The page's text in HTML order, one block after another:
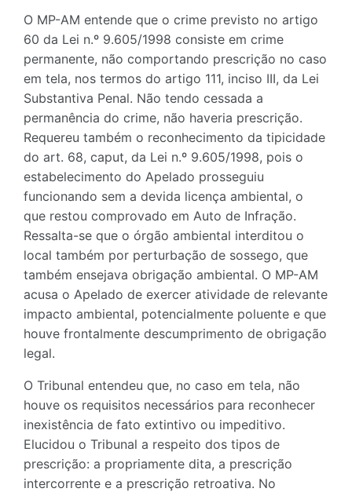
O MP-AM entende que o crime previsto no artigo
60 da Lei n.º 9.605/1998 consiste em crime
permanente, não comportando prescrição no caso
em tela, nos termos do artigo 111, inciso III, da Lei
Substantiva Penal. Não tendo cessada a
permanência do crime, não haveria prescrição.
Requereu também o reconhecimento da tipicidade
do art. 68, caput, da Lei n.º 9.605/1998, pois o
estabelecimento do Apelado prosseguiu
funcionando sem a devida licença ambiental, o
que restou comprovado em Auto de Infração.
Ressalta-se que o órgão ambiental interditou o
local também por perturbação de sossego, que
também ensejava obrigação ambiental. O MP-AM
acusa o Apelado de exercer atividade de relevante
impacto ambiental, potencialmente poluente e que
houve frontalmente descumprimento de obrigação
legal.
O Tribunal entendeu que, no caso em tela, não
houve os requisitos necessários para reconhecer
inexistência de fato extintivo ou impeditivo.
Elucidou o Tribunal a respeito dos tipos de
prescrição: a propriamente dita, a prescrição
intercorrente e a prescrição retroativa. No